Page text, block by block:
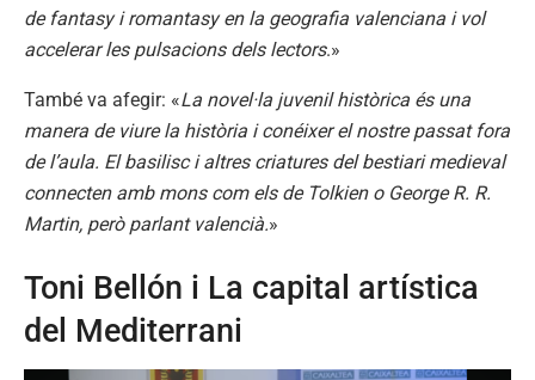
de fantasy i romantasy en la geografia valenciana i vol
accelerar les pulsacions dels lectors.»
També va afegir: «La novel·la juvenil històrica és una
manera de viure la història i conéixer el nostre passat fora
de l’aula. El basilisc i altres criatures del bestiari medieval
connecten amb mons com els de Tolkien o George R. R.
Martin, però parlant valencià.»
Toni Bellón i La capital artística
del Mediterrani